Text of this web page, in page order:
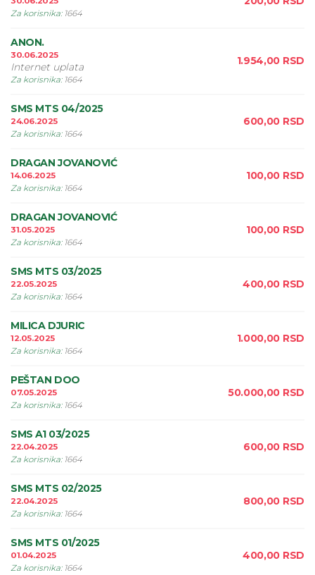
Za korisnika: 1664
ANON.
30.06.2025
Internet uplata
Za korisnika: 1664
1.954,00 RSD
SMS MTS 04/2025
24.06.2025
Za korisnika: 1664
600,00 RSD
DRAGAN JOVANOVIĆ
14.06.2025
Za korisnika: 1664
100,00 RSD
DRAGAN JOVANOVIĆ
31.05.2025
Za korisnika: 1664
100,00 RSD
SMS MTS 03/2025
22.05.2025
Za korisnika: 1664
400,00 RSD
MILICA DJURIC
12.05.2025
Za korisnika: 1664
1.000,00 RSD
PEŠTAN DOO
07.05.2025
Za korisnika: 1664
50.000,00 RSD
SMS A1 03/2025
22.04.2025
Za korisnika: 1664
600,00 RSD
SMS MTS 02/2025
22.04.2025
Za korisnika: 1664
800,00 RSD
SMS MTS 01/2025
01.04.2025
Za korisnika: 1664
400,00 RSD